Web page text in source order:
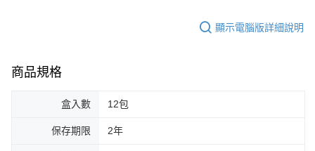
顯示電腦版詳細說明
商品規格
盒入數 12包
保存期限 2年